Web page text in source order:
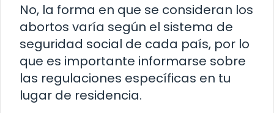
No, la forma en que se consideran los
abortos varía según el sistema de
seguridad social de cada país, por lo
que es importante informarse sobre
las regulaciones específicas en tu
lugar de residencia.